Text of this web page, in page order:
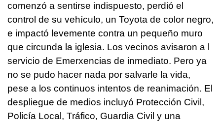
comenzó a sentirse indispuesto, perdió el
control de su vehículo, un Toyota de color negro,
e impactó levemente contra un pequeño muro
que circunda la iglesia. Los vecinos avisaron a l
servicio de Emerxencias de inmediato. Pero ya
no se pudo hacer nada por salvarle la vida,
pese a los continuos intentos de reanimación. El
despliegue de medios incluyó Protección Civil,
Policía Local, Tráfico, Guardia Civil y una